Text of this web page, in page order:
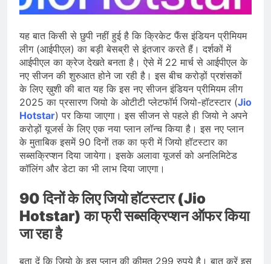
देशभर में विशेष कार्यक्रमों के जरिए भारतीय
बुनकरों और पारंपरिक वस्त्रों को मिलेगा बढ़ावा
प्रधानमंत्री नरेंद्र मोदी ने भोगापुरम
अंतरराष्ट्रीय हवाई अड्डे का उद्घाटन किया,
आंध्र प्रदेश में ₹18,000 करोड़ की विकास
परियोजनाओं की शुरुआत
August 2, 2026
केंद्र सरकार ने विस्तारित Khelo India
Scheme को मंजूरी दी, खेल ढाँचे को मजबूत
करने के लिए ₹36,441 करोड़ का बड़ा
प्रावधान
August 1, 2026
यह बात किसी से छुपी नहीं हुई है कि क्रिकेट फैंस इंडियन प्रीमियम
लीग (आईपीएल) का बड़ी बेसब्री से इंतजार करते हैं। दर्शकों में
आईपीएल का क्रेज देखते बनता है। ऐसे में 22 मार्च से आईपीएल के
नए सीजन की शुरुआत होने जा रही है। इस बीच करोड़ों प्रशंसकों
के लिए ख़ुशी की बात यह कि इस नए सीजन इंडियन प्रीमियम लीग
2025 का प्रसारण जियो के ओटीटी प्लेटफॉर्म जियो-हॉटस्टार (Jio
Hotstar) पर किया जाएगा। इस सीजन से पहले ही जियो ने अपने
करोड़ों यूजर्स के लिए एक नया प्लान लॉन्च किया है। इस नए प्लान
के मुताबिक इसमें 90 दिनों तक का फ्री में जियो हॉटस्टार का
सब्सक्रिप्शन दिया जायेगा। इसके अलावा यूजर्स को अनलिमिटेड
कॉलिंग और डेटा का भी लाभ दिया जाएगा।
90 दिनों के लिए जियो हॉटस्टार (Jio
Hotstar) का फ्री सब्सक्रिप्शन ऑफर किया
जा रहा है
बता दें कि जियो के इस प्लान की कीमत 299 रुपये है। बात करें इस